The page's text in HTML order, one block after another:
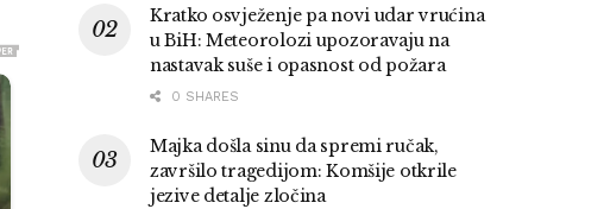
Kratko osvježenje pa novi udar vrućina
u BiH: Meteorolozi upozoravaju na
nastavak suše i opasnost od požara
0 SHARES
Majka došla sinu da spremi ručak,
završilo tragedijom: Komšije otkrile
jezive detalje zločina